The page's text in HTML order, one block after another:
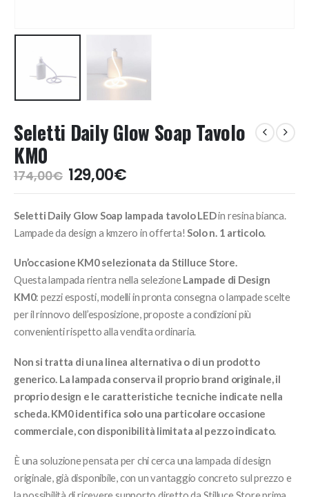
Seletti Daily Glow Soap Tavolo
KM0
174,00€ Il
prezzo
era:
174,00€.
129,00€Il
prezzo
è:
129,00€.
Seletti Daily Glow Soap lampada tavolo LEDin resina bianca.
Lampade da design a kmzero in offerta!Solo n. 1 articolo.
Un’occasione KM0 selezionata da Stilluce Store.
Questa lampada rientra nella selezioneLampade di Design
KM0: pezzi esposti, modelli in pronta consegna o lampade scelte
per il rinnovo dell’esposizione, proposte a condizioni più
convenienti rispetto alla vendita ordinaria.
Non si tratta di una linea alternativa o di un prodotto
generico. La lampada conserva il proprio brand originale, il
proprio design e le caratteristiche tecniche indicate nella
scheda. KM0 identifica solo una particolare occasione
commerciale, con disponibilità limitata al pezzo indicato.
È una soluzione pensata per chi cerca una lampada di design
originale, già disponibile, con un vantaggio concreto sul prezzo e